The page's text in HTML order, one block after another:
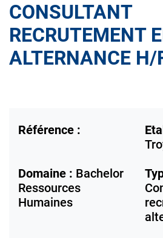
CONSULTANT
RECRUTEMENT
ALTERNANCE H/
Référence :
Domaine : Bachelor
Ressources
Humaines